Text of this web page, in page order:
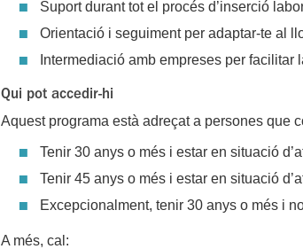
Suport durant tot el procés d’inserció
Orientació i seguiment per adaptar-te al
Intermediació amb empreses per facilitar
Qui pot accedir-hi
Aquest programa està adreçat a persones que
Tenir 30 anys o més i estar en situació
Tenir 45 anys o més i estar en situació
Excepcionalment, tenir 30 anys o més i
A més, cal: